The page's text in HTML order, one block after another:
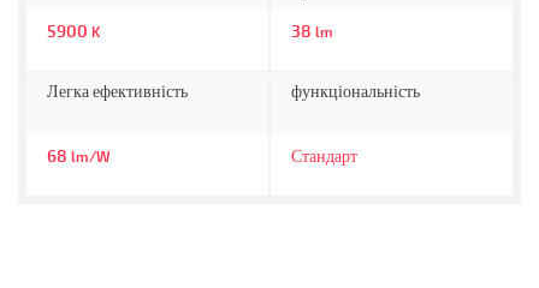
5900 K 38 lm
Легка ефективність
68 lm/W
функціональність
Стандарт